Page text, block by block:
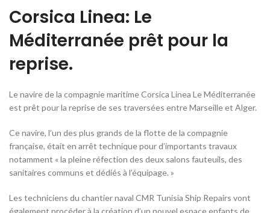
Corsica Linea: Le
Méditerranée prêt pour la
reprise.
Le navire de la compagnie maritime Corsica Linea Le Méditerranée
est prêt pour la reprise de ses traversées entre Marseille et Alger.
Ce navire, l’un des plus grands de la flotte de la compagnie
française, était en arrêt technique pour d’importants travaux
notamment « la pleine réfection des deux salons fauteuils, des
sanitaires communs et dédiés à l’équipage. »
Les techniciens du chantier naval CMR Tunisia Ship Repairs vont